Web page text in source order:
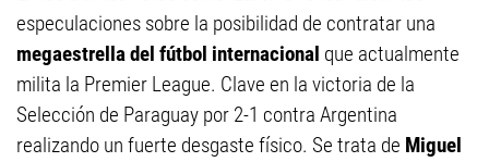
especulaciones sobre la posibilidad de contratar una
megaestrella del fútbol internacional que actualmente
milita la Premier League. Clave en la victoria de la
Selección de Paraguay por 2-1 contra Argentina
realizando un fuerte desgaste físico. Se trata de Miguel